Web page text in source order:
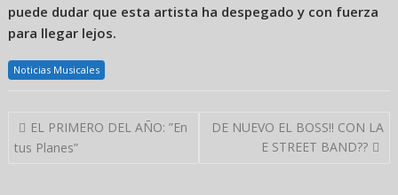
puede dudar que esta artista ha despegado y con fuerza
para llegar lejos.
Noticias Musicales
Navegación
de
EL PRIMERO DEL AÑO: ”En
tus Planes”
DE NUEVO EL BOSS!! CON LA
E STREET BAND??